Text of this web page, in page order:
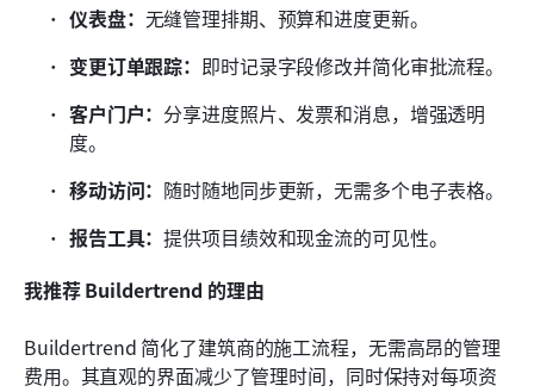
仪表盘： 无缝管理排期、预算和进度更新。
变更订单跟踪： 即时记录字段修改并简化审批流程。
客户门户： 分享进度照片、发票和消息，增强透明
度。
移动访问： 随时随地同步更新，无需多个电子表格。
报告工具：提供项目绩效和现金流的可见性。
我推荐 Buildertrend 的理由
Buildertrend 简化了建筑商的施工流程，无需高昂的管理
费用。其直观的界面减少了管理时间，同时保持对每项资